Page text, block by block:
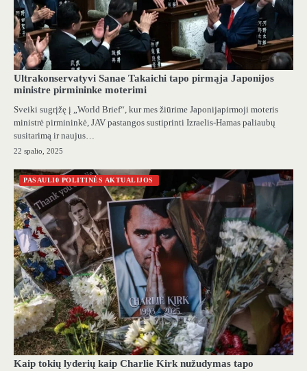
Ultrakonservatyvi Sanae Takaichi tapo pirmąja Japonijos
ministre pirmininke moterimi
Sveiki sugrįžę į „World Brief“, kur mes žiūrime Japonijapirmoji moteris
ministrė pirmininkė, JAV pastangos sustiprinti Izraelis-Hamas paliaubų
susitarimą ir naujus…
22 spalio, 2025
PASAULI0 POLITINĖS AKTUALIJOS
Kaip tokių lyderių kaip Charlie Kirk nužudymas tapo